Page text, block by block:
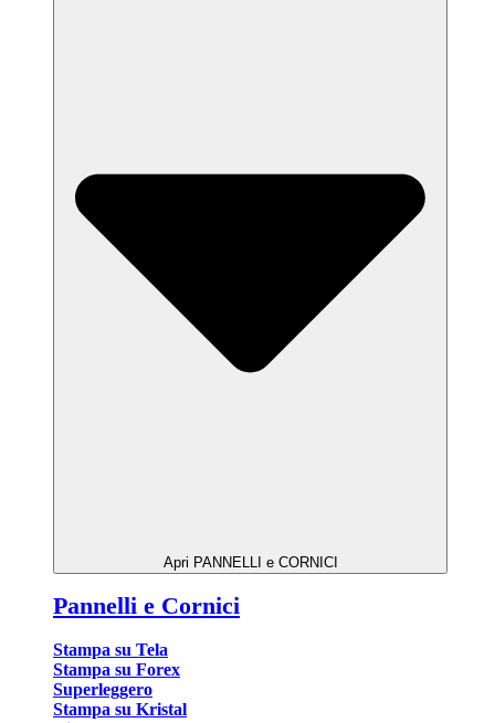
Apri PANNELLI e CORNICI
Pannelli e Cornici
Stampa su Tela
Stampa su Forex
Superleggero
Stampa su Kristal